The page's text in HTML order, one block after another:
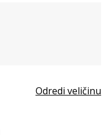
Odredi veličinu